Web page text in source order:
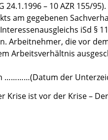
– 10 AZR 155/
am gegebenen
iSd
Arbeitnehmer, die vor
Arbeitsverhältnis
der
Krise ist vor der Krise –